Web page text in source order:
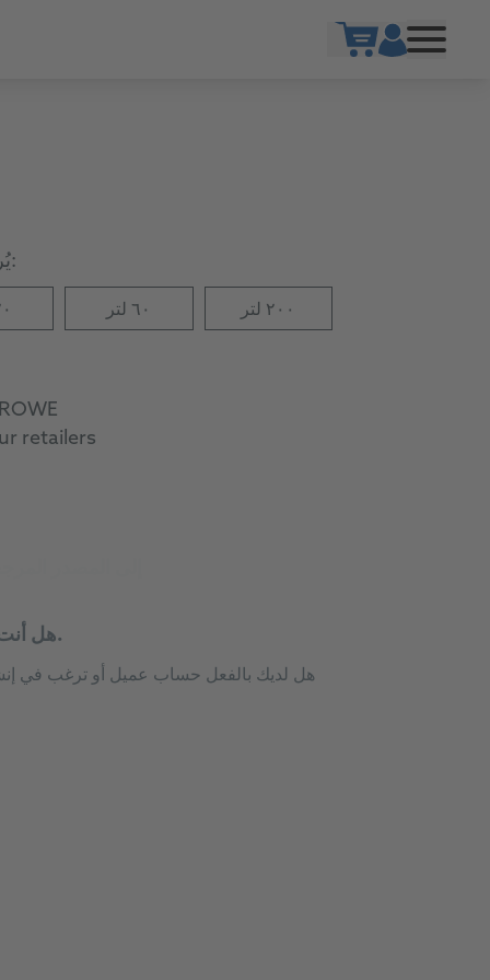
يُرجى اختيار الحجم المطلوب:
٦٠ لتر ٢٠٠ لتر
retailers
هل.
هل لديك بالفعل حساب عميل أو ترغب في